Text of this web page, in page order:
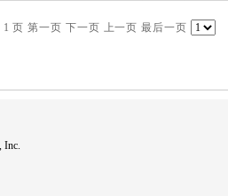
1 页第一页 下一页 上一页 最后一页
Inc.